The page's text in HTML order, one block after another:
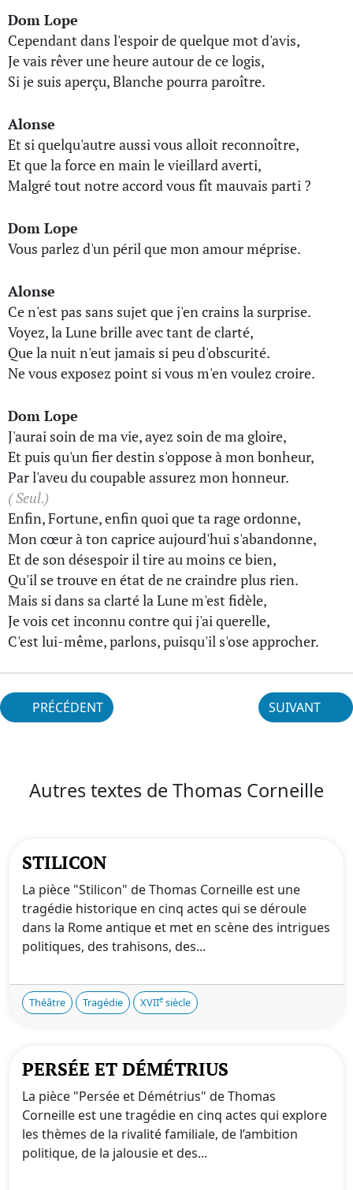
Dom Lope
Cependant dans l'espoir de quelque mot d'avis,
Je vais rêver une heure autour de ce logis,
Si je suis aperçu, Blanche pourra paroître.
Alonse
Et si quelqu'autre aussi vous alloit reconnoître,
Et que la force en main le vieillard averti,
Malgré tout notre accord vous fît mauvais parti ?
Dom Lope
Vous parlez d'un péril que mon amour méprise.
Alonse
Ce n'est pas sans sujet que j'en crains la surprise.
Voyez, la Lune brille avec tant de clarté,
Que la nuit n'eut jamais si peu d'obscurité.
Ne vous exposez point si vous m'en voulez croire.
Dom Lope
J'aurai soin de ma vie, ayez soin de ma gloire,
Et puis qu'un fier destin s'oppose à mon bonheur,
Par l'aveu du coupable assurez mon honneur.
( Seul.)
Enfin, Fortune, enfin quoi que ta rage ordonne,
Mon cœur à ton caprice aujourd'hui s'abandonne,
Et de son désespoir il tire au moins ce bien,
Qu'il se trouve en état de ne craindre plus rien.
Mais si dans sa clarté la Lune m'est fidèle,
Je vois cet inconnu contre qui j'ai querelle,
C'est lui-même, parlons, puisqu'il s'ose approcher.
PRÉCÉDENT SUIVANT
Autres textes de Thomas Corneille
STILICON
La pièce "Stilicon" de Thomas Corneille est une
tragédie historique en cinq actes qui se déroule
dans la Rome antique et met en scène des intrigues
politiques, des trahisons, des...
Théâtre Tragédie XVIIe siècle
PERSÉE ET DÉMÉTRIUS
La pièce "Persée et Démétrius" de Thomas
Corneille est une tragédie en cinq actes qui explore
les thèmes de la rivalité familiale, de l’ambition
politique, de la jalousie et des...